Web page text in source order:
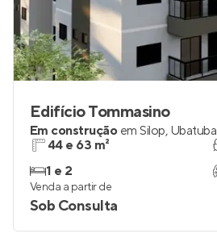
Edifício Tommasino
Em construção em Silop, Ubatuba
44 e 63 m²
1 e 2
Venda a partir de
Sob Consulta